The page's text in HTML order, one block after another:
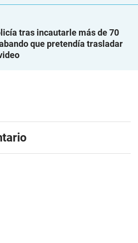
tras incautarle más de 70
que pretendía trasladar